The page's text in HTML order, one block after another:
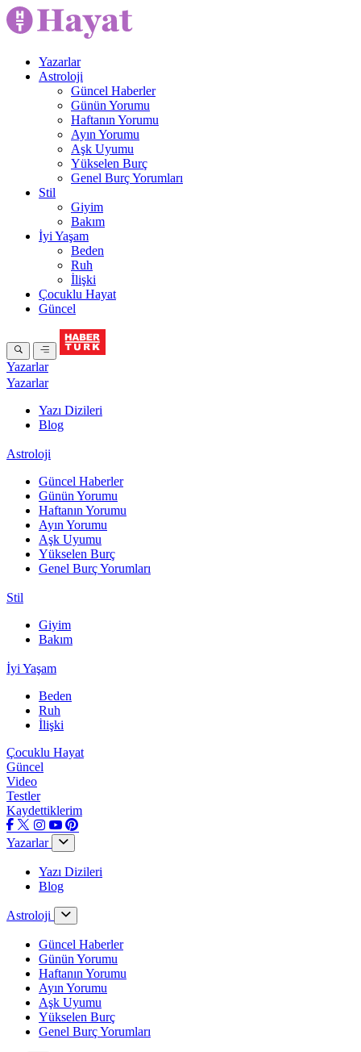
Yazarlar
Astroloji
Güncel Haberler
Günün Yorumu
Haftanın Yorumu
Ayın Yorumu
Aşk Uyumu
Yükselen Burç
Genel Burç Yorumları
Stil
Giyim
Bakım
İyi Yaşam
Beden
Ruh
İlişki
Çocuklu Hayat
Güncel
Yazarlar
Yazarlar
Yazı Dizileri
Blog
Astroloji
Güncel Haberler
Günün Yorumu
Haftanın Yorumu
Ayın Yorumu
Aşk Uyumu
Yükselen Burç
Genel Burç Yorumları
Stil
Giyim
Bakım
İyi Yaşam
Beden
Ruh
İlişki
Çocuklu Hayat
Güncel
Video
Testler
Kaydettiklerim
Yazarlar
Yazı Dizileri
Blog
Astroloji
Güncel Haberler
Günün Yorumu
Haftanın Yorumu
Ayın Yorumu
Aşk Uyumu
Yükselen Burç
Genel Burç Yorumları